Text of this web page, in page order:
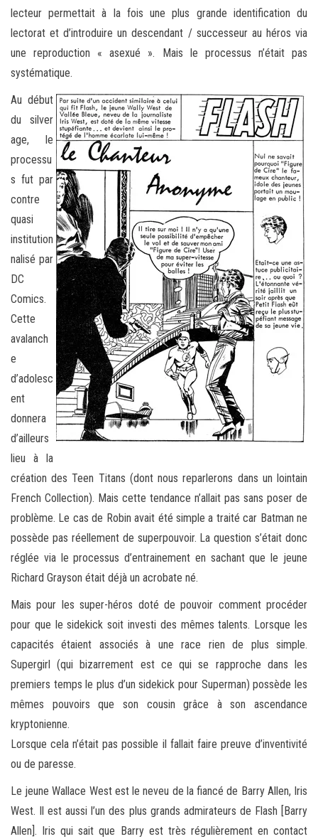
lecteur permettait à la fois une plus grande identification du
lectorat et d’introduire un descendant / successeur au héros via
une reproduction « asexué ». Mais le processus n’était pas
systématique.
Au début
du silver
age, le
processu
s fut par
contre
quasi
institution
nalisé par
DC
Comics.
Cette
avalanch
e
d’adolesc
ent
donnera
d’ailleurs
lieu à la
création des Teen Titans (dont nous reparlerons dans un lointain
French Collection). Mais cette tendance n’allait pas sans poser de
problème. Le cas de Robin avait été simple a traité car Batman ne
possède pas réellement de superpouvoir. La question s’était donc
réglée via le processus d’entrainement en sachant que le jeune
Richard Grayson était déjà un acrobate né.
Mais pour les super-héros doté de pouvoir comment procéder
pour que le sidekick soit investi des mêmes talents. Lorsque les
capacités étaient associés à une race rien de plus simple.
Supergirl (qui bizarrement est ce qui se rapproche dans les
premiers temps le plus d’un sidekick pour Superman) possède les
mêmes pouvoirs que son cousin grâce à son ascendance
kryptonienne.
Lorsque cela n’était pas possible il fallait faire preuve d’inventivité
ou de paresse.
Le jeune Wallace West est le neveu de la fiancé de Barry Allen, Iris
West. Il est aussi l’un des plus grands admirateurs de Flash [Barry
Allen]. Iris qui sait que Barry est très régulièrement en contact